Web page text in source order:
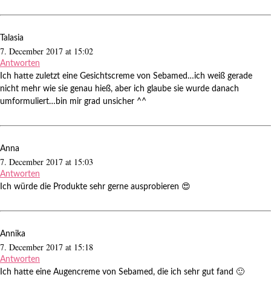
Talasia
7. December 2017 at 15:02
Antworten
Ich hatte zuletzt eine Gesichtscreme von Sebamed…ich weiß gerade
nicht mehr wie sie genau hieß, aber ich glaube sie wurde danach
umformuliert…bin mir grad unsicher ^^
Anna
7. December 2017 at 15:03
Antworten
Ich würde die Produkte sehr gerne ausprobieren 😍
Annika
7. December 2017 at 15:18
Antworten
Ich hatte eine Augencreme von Sebamed, die ich sehr gut fand 🙂